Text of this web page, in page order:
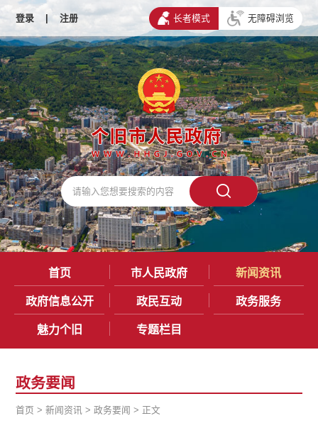
登录 | 注册 长者模式 无障碍浏览
首页 市人民政府 新闻资讯
政府信息公开 政民互动 政务服务
魅力个旧 专题栏目
政务要闻
首页 >新闻资讯 >政务要闻 > 正文